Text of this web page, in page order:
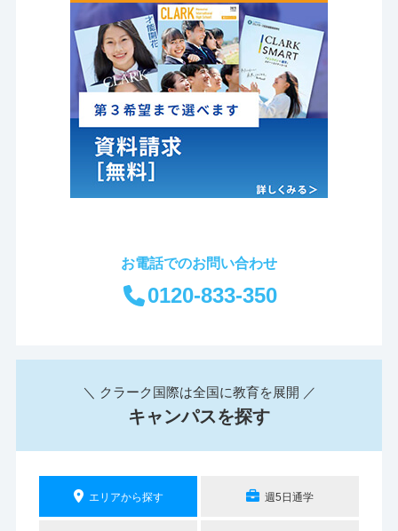
お電話でのお問い合わせ
0120-833-350
＼ クラーク国際は全国に教育を展開 ／
キャンパスを探す
エリアから探す 週5日通学